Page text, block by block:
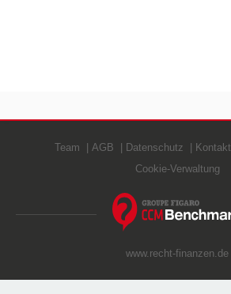
Team AGB Datenschutz Kontakt
Cookie-Verwaltung
www.recht-finanzen.de